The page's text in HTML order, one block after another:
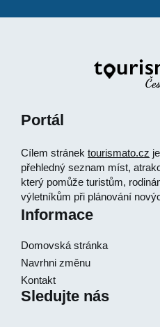
Portál
Cílem stránek tourismato.cz
přehledný seznam míst,
který pomůže turistům,
výletníkům při plánování
Informace
Domovská stránka
Navrhni změnu
Kontakt
Sledujte nás